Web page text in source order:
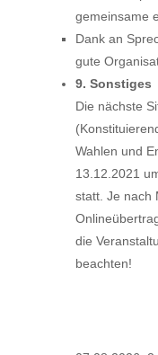
gemeinsame
Dank an
gute
9. Sonstiges
Die nächste
Wahlen und
13.12.2021
statt. Je nach
die
beachten!